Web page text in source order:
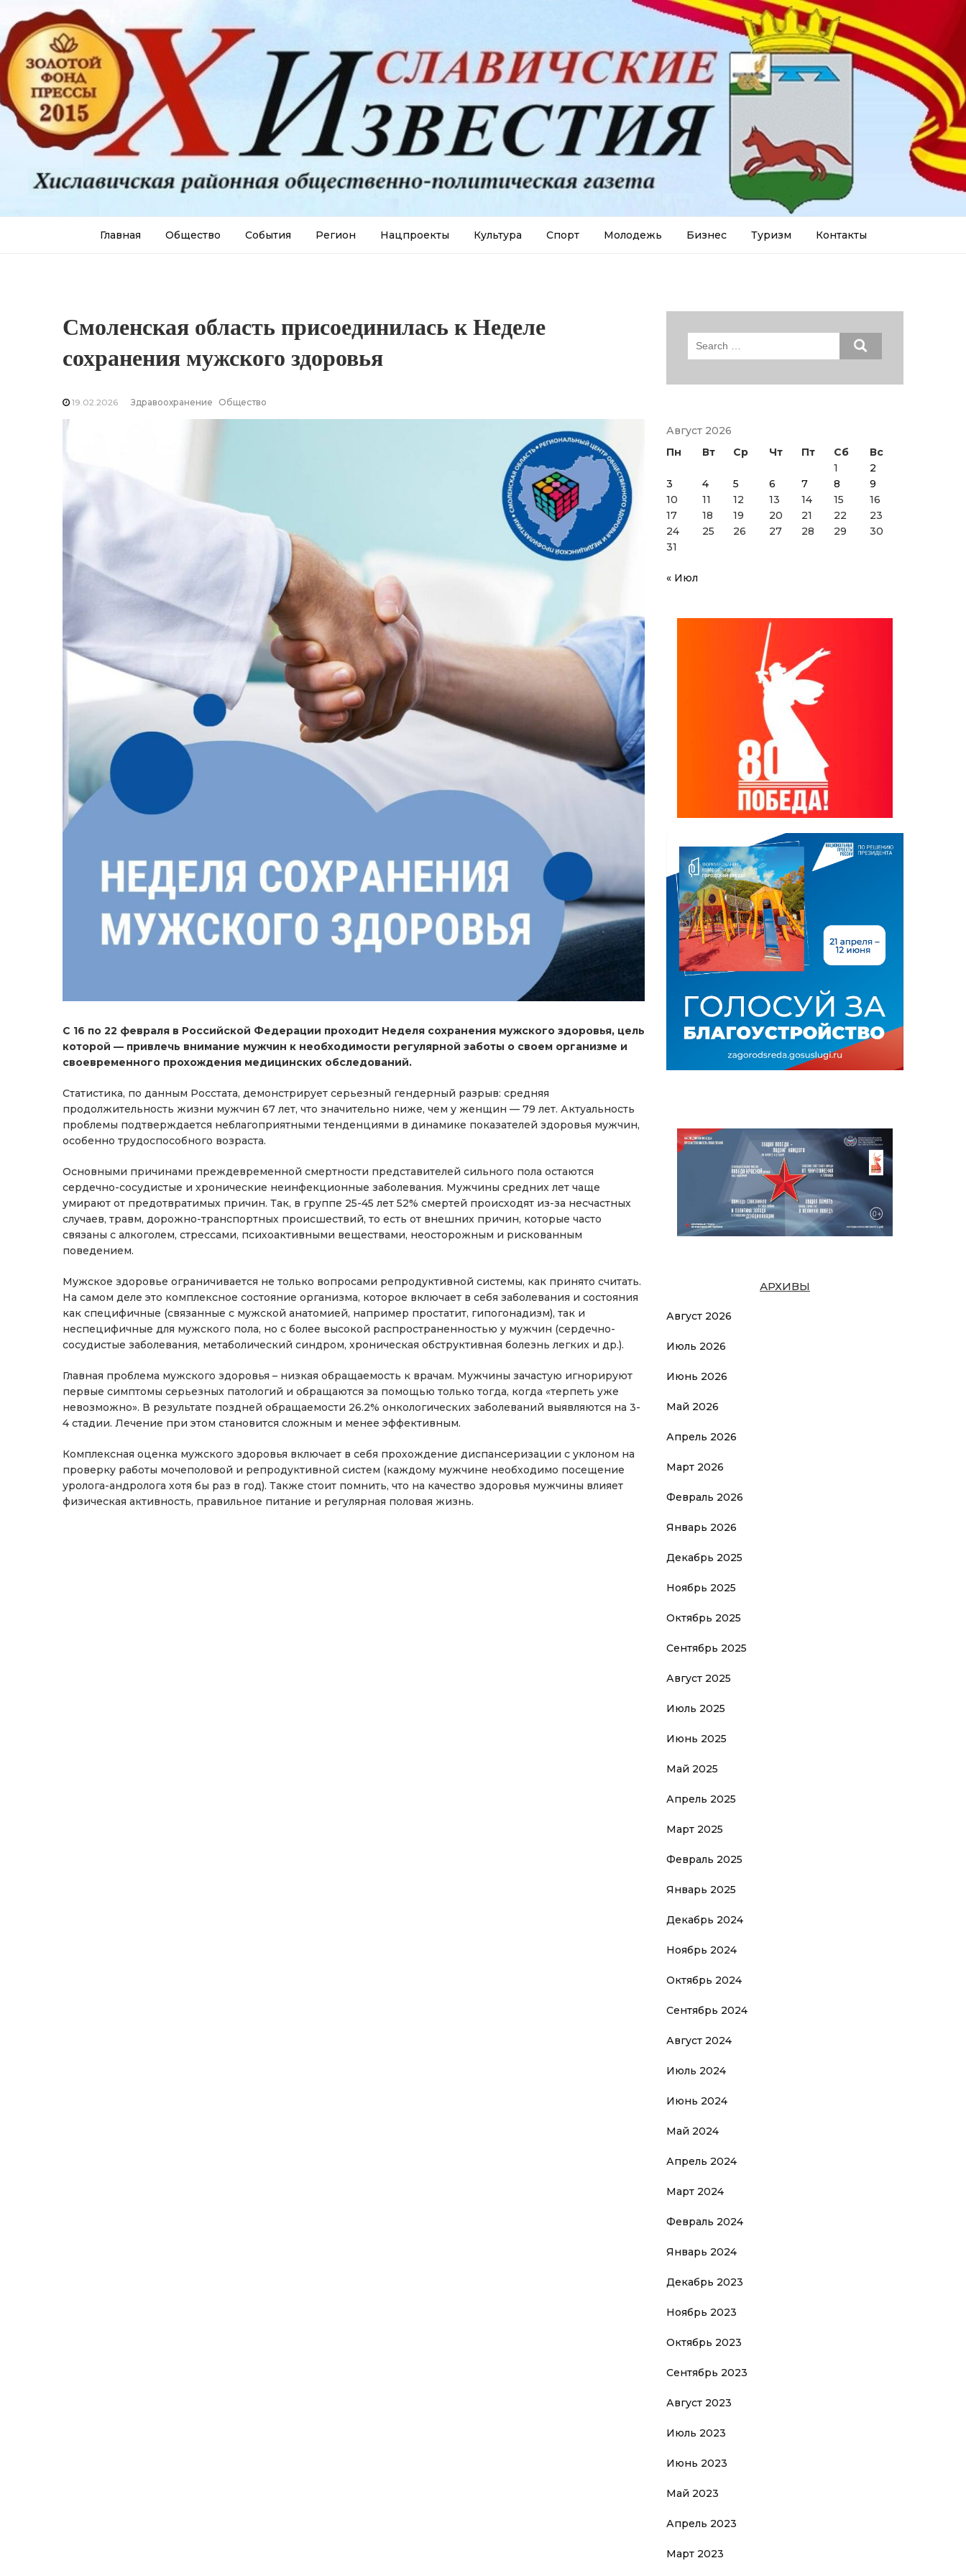
Главная Общество События Регион Нацпроекты Культура Спорт Молодежь Бизнес Туризм Контакты
Смоленская область присоединилась к Неделе
сохранения мужского здоровья
19.02.2026 Здравоохранение Общество
С 16 по 22 февраля в Российской Федерации проходит Неделя сохранения мужского здоровья, цель
которой — привлечь внимание мужчин к необходимости регулярной заботы о своем организме и
своевременного прохождения медицинских обследований.
Статистика, по данным Росстата, демонстрирует серьезный гендерный разрыв: средняя
продолжительность жизни мужчин 67 лет, что значительно ниже, чем у женщин — 79 лет. Актуальность
проблемы подтверждается неблагоприятными тенденциями в динамике показателей здоровья мужчин,
особенно трудоспособного возраста.
Основными причинами преждевременной смертности представителей сильного пола остаются
сердечно-сосудистые и хронические неинфекционные заболевания. Мужчины средних лет чаще
умирают от предотвратимых причин. Так, в группе 25-45 лет 52% смертей происходят из-за несчастных
случаев, травм, дорожно-транспортных происшествий, то есть от внешних причин, которые часто
связаны с алкоголем, стрессами, психоактивными веществами, неосторожным и рискованным
поведением.
Мужское здоровье ограничивается не только вопросами репродуктивной системы, как принято считать.
На самом деле это комплексное состояние организма, которое включает в себя заболевания и состояния
как специфичные (связанные с мужской анатомией, например простатит, гипогонадизм), так и
неспецифичные для мужского пола, но с более высокой распространенностью у мужчин (сердечно-
сосудистые заболевания, метаболический синдром, хроническая обструктивная болезнь легких и др.).
Главная проблема мужского здоровья – низкая обращаемость к врачам. Мужчины зачастую игнорируют
первые симптомы серьезных патологий и обращаются за помощью только тогда, когда «терпеть уже
невозможно». В результате поздней обращаемости 26.2% онкологических заболеваний выявляются на 3-
4 стадии. Лечение при этом становится сложным и менее эффективным.
Комплексная оценка мужского здоровья включает в себя прохождение диспансеризации с уклоном на
проверку работы мочеполовой и репродуктивной систем (каждому мужчине необходимо посещение
уролога-андролога хотя бы раз в год). Также стоит помнить, что на качество здоровья мужчины влияет
физическая активность, правильное питание и регулярная половая жизнь.
Search
Август 2026
Пн
Вт Ср Чт Пт Сб
Вс
1
2
3
4 5 6 7 8
9
10
11 12 13 14 15
16
17
18 19 20 21 22
23
24
25 26 27 28 29
30
31
« Июл
АРХИВЫ
Август 2026
Июль 2026
Июнь 2026
Май 2026
Апрель 2026
Март 2026
Февраль 2026
Январь 2026
Декабрь 2025
Ноябрь 2025
Октябрь 2025
Сентябрь 2025
Август 2025
Июль 2025
Июнь 2025
Май 2025
Апрель 2025
Март 2025
Февраль 2025
Январь 2025
Декабрь 2024
Ноябрь 2024
Октябрь 2024
Сентябрь 2024
Август 2024
Июль 2024
Июнь 2024
Май 2024
Апрель 2024
Март 2024
Февраль 2024
Январь 2024
Декабрь 2023
Ноябрь 2023
Октябрь 2023
Сентябрь 2023
Август 2023
Июль 2023
Июнь 2023
Май 2023
Апрель 2023
Март 2023